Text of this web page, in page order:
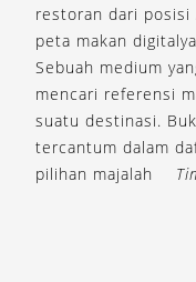
restoran dari posisi
peta makan
Sebuah medium
mencari referensi
suatu destinasi.
tercantum dalam
pilihan majalah